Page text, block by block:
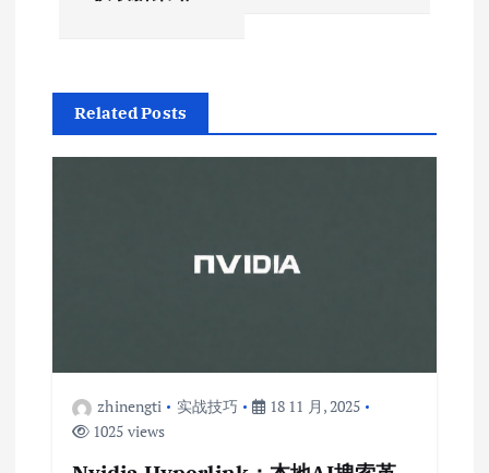
Related Posts
zhinengti 实战技巧
18 11 月, 2025
1025 views